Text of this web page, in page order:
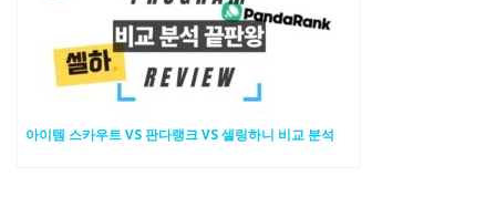
아이템 스카우트 VS 판다랭크 VS 셀링하니 비교 분석